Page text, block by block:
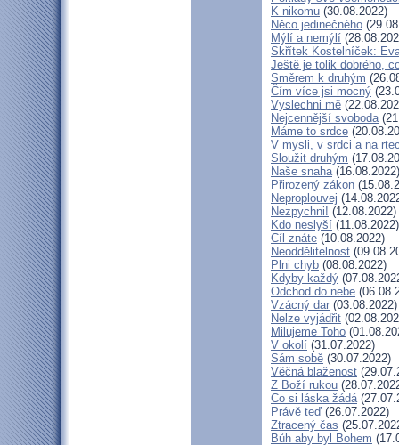
K nikomu (30.08.2022)
Něco jedinečného
Mýlí a nemýlí
Skřítek Kostelníček:
Ještě je tolik dobrého,
Směrem k druhým
Čím více jsi mocný
Vyslechni mě
Nejcennější svoboda
Máme to srdce
V mysli, v srdci a na
Sloužit druhým
Naše snaha(16.08.2022)
Přirozený zákon
Neproplouvej
Nezpychni! (12.08.2022)
Kdo neslyší (11.08.2022)
Cíl znáte (10.08.2022)
Neoddělitelnost
Plni chyb (08.08.2022)
Kdyby každý
Odchod do nebe
Vzácný dar (03.08.2022)
Nelze vyjádřit
Milujeme Toho
V okolí (31.07.2022)
Sám sobě (30.07.2022)
Věčná blaženost
Z Boží rukou
Co si láska žádá
Právě teď (26.07.2022)
Ztracený čas
Bůh aby byl Bohem